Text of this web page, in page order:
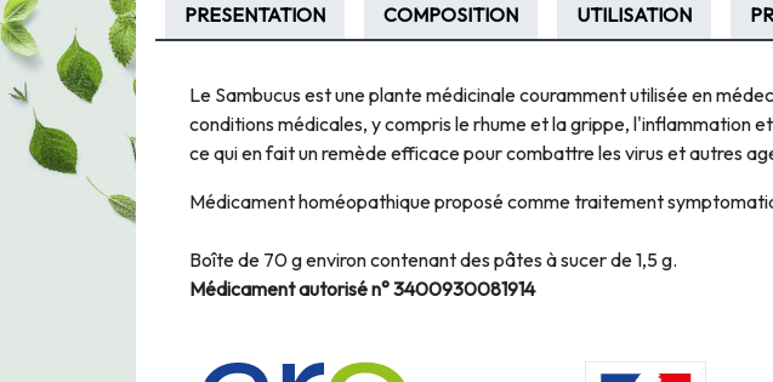
PRESENTATION COMPOSITION UTILISATION
Le Sambucus est une plante médicinale couramment utilisée en
conditions médicales, y compris le rhume et la grippe, l'inflammation
ce qui en fait un remède efficace pour combattre les virus et autres
Médicament homéopathique proposé comme traitement
Boîte de 70 g environ contenant des pâtes à sucer de 1,5 g.
Médicament autorisé n°3400930081914